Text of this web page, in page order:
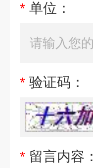
* 单位：
* 验证码：
* 留言内容：